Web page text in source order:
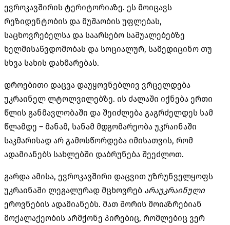
ევროკავშირის ტერიტორიაზე. ეს მოიცავს
რეზიდენტობის და მუშაობის უფლებას,
საცხოვრებელსა და საარსებო საშუალებებზე
ხელმისაწვდომობას და სოციალურ, სამედიცინო თუ
სხვა სახის დახმარებას.
დროებითი დაცვა დაუყოვნებლივ ვრცელდება
უკრაინელ ლტოლვილებზე. ის ძალაში იქნება ერთი
წლის განმავლობაში და შეიძლება გაგრძელდეს სამ
წლამდე – მანამ, სანამ მდგომარეობა უკრაინაში
საკმარისად არ გამოსწორდება იმისათვის, რომ
ადამიანებს სახლებში დაბრუნება შეეძლოთ.
გარდა ამისა, ევროკავშირი დაცვით უზრუნველყოფს
უკრაინაში ლეგალურად მცხოვრებ არაუკრაინული
ეროვნების ადამიანებს. მათ შორის მოიაზრებიან
მოქალაქეობის არმქონე პირებიც, რომლებიც ვერ